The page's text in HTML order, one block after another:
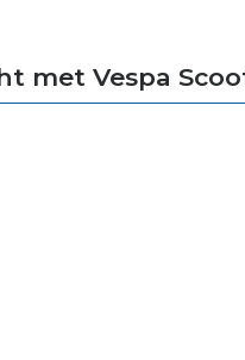
met Vespa